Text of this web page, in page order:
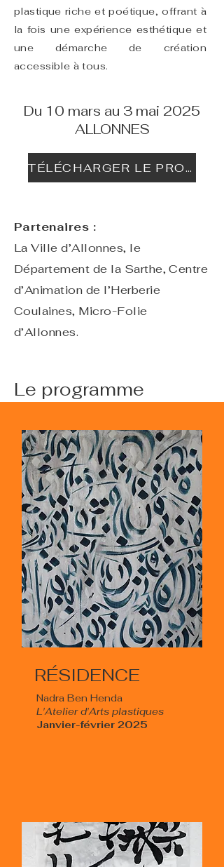
plastique riche et poétique, offrant à
la fois une expérience esthétique et
une démarche de création
accessible à tous.
Du 10 mars au 3 mai 2025
ALLONNES
TÉLÉCHARGER LE PROGRAMME
Partenaires :
La Ville d’Allonnes, le
Département de la Sarthe, Centre
d’Animation de l’Herberie
Coulaines, Micro-Folie
d’Allonnes.
Le programme
RÉSIDENCE
Nadra Ben Henda
L'Atelier d'Arts plastiques​
Janvier-février 2025